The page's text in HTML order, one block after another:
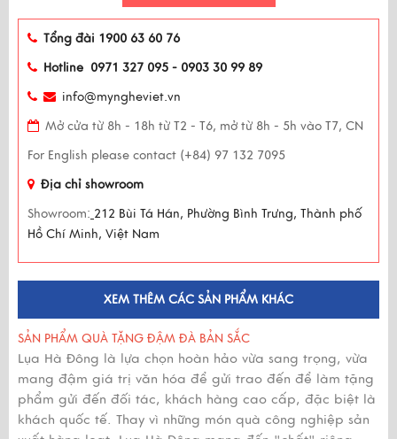
Tổng đài 1900 63 60 76
Hotline 0971 327 095 - 0903 30 99 89
info@myngheviet.vn
Mở cửa từ 8h - 18h từ T2 - T6, mở từ 8h - 5h vào T7, CN
For English please contact (+84) 97 132 7095
Địa chỉ showroom
Showroom: 212 Bùi Tá Hán, Phường Bình Trưng, Thành phố
Hồ Chí Minh, Việt Nam
XEM THÊM CÁC SẢN PHẨM KHÁC
SẢN PHẨM QUÀ TẶNG ĐẬM ĐÀ BẢN SẮC
Lụa Hà Đông là lựa chọn hoàn hảo vừa sang trọng, vừa
mang đậm giá trị văn hóa để gửi trao đến để làm tặng
phẩm gửi đến đối tác, khách hàng cao cấp, đặc biệt là
khách quốc tế. Thay vì những món quà công nghiệp sản